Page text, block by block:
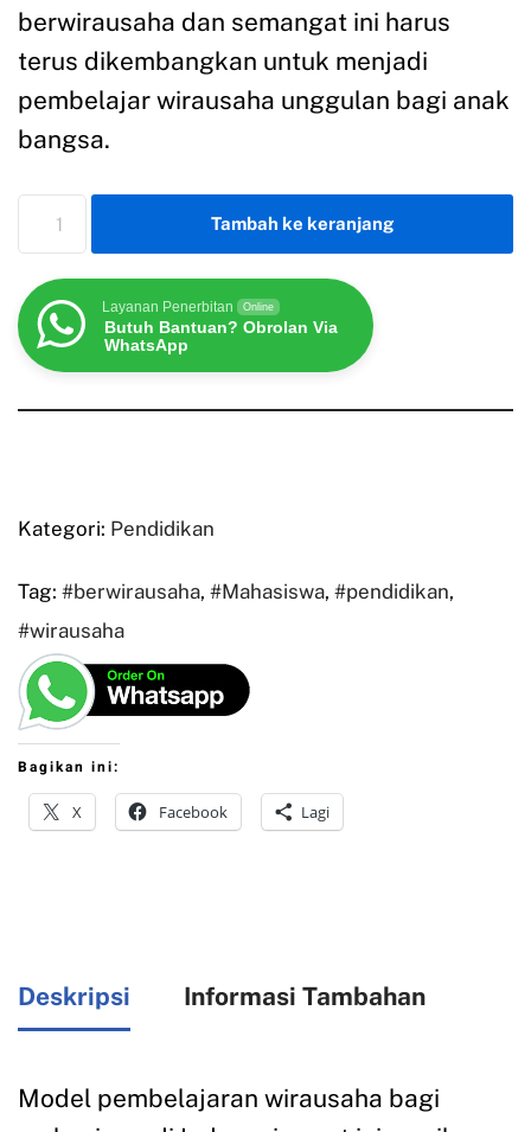
berwirausaha dan semangat ini harus
terus dikembangkan untuk menjadi
pembelajar wirausaha unggulan bagi anak
bangsa.
Tambah ke keranjang
Layanan Penerbitan Online
Butuh Bantuan? Obrolan Via
WhatsApp
Kategori: Pendidikan
Tag: #berwirausaha, #Mahasiswa, #pendidikan,
#wirausaha
Bagikan ini:
X Facebook Lagi
Deskripsi Informasi Tambahan
Model pembelajaran wirausaha bagi